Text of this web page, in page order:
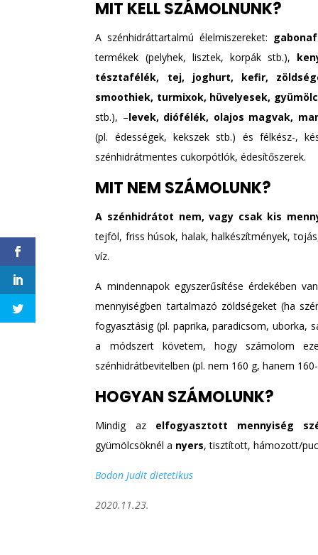
MIT KELL SZÁMOLNUNK?
A szénhidráttartalmú élelmiszereket:
termékek (pelyhek, lisztek, korpák stb.),
tésztafélék, tej, joghurt, kefir,
smoothiek, turmixok, hüvelyesek,
stb.), –levek, diófélék, olajos magvak,
(pl. édességek, kekszek stb.) és félkész-,
szénhidrátmentes cukorpótlók, édesítőszerek.
MIT NEM SZÁMOLUNK?
A szénhidrátot nem, vagy csak kis
tejföl, friss húsok, halak, halkészítmények,
víz.
A mindennapok egyszerűsítése érdekében
mennyiségben tartalmazó zöldségeket (ha
fogyasztásig (pl. paprika, paradicsom, uborka,
a módszert követem, hogy számolom
szénhidrátbevitelben (pl. nem 160 g, hanem
HOGYAN SZÁMOLUNK?
Mindig az elfogyasztott mennyiség
gyümölcsöknél a nyers, tisztított, hámozott/
Bodon Judit dietetikus
2020.11.23.